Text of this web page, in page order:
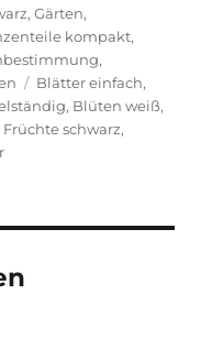
,Gärten,
kompakt,
,
Schlagwörter
Blätter einfach,
, Blüten weiß,
Früchte schwarz,